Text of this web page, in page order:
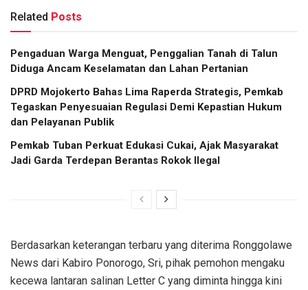
Related Posts
Pengaduan Warga Menguat, Penggalian Tanah di Talun
Diduga Ancam Keselamatan dan Lahan Pertanian
DPRD Mojokerto Bahas Lima Raperda Strategis, Pemkab
Tegaskan Penyesuaian Regulasi Demi Kepastian Hukum
dan Pelayanan Publik
Pemkab Tuban Perkuat Edukasi Cukai, Ajak Masyarakat
Jadi Garda Terdepan Berantas Rokok Ilegal
Berdasarkan keterangan terbaru yang diterima Ronggolawe
News dari Kabiro Ponorogo, Sri, pihak pemohon mengaku
kecewa lantaran salinan Letter C yang diminta hingga kini